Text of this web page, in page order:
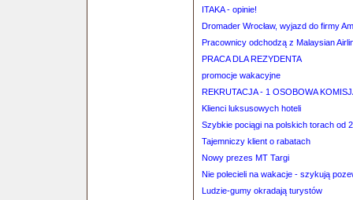
ITAKA - opinie!
Dromader Wrocław, wyjazd do firmy
Pracownicy odchodzą z Malaysian
PRACA DLA REZYDENTA
promocje wakacyjne
REKRUTACJA - 1 OSOBOWA
Klienci luksusowych hoteli
Szybkie pociągi na polskich torach od
Tajemniczy klient o rabatach
Nowy prezes MT Targi
Nie polecieli na wakacje - szykują
Ludzie-gumy okradają turystów